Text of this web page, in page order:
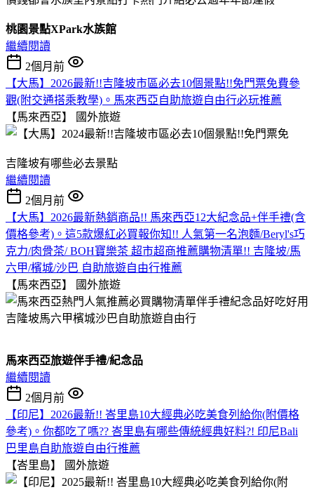
桃園景點XPark水族館
繼續閱讀
2個月前
【大馬】2026最新!!吉隆坡市區必去10個景點!!免門票免費參
觀(附交通搭乘教學)。馬來西亞自助旅遊自由行必玩推薦
【馬來西亞】
國外旅遊
吉隆坡有哪些必去景點
繼續閱讀
2個月前
【大馬】2026最新熱銷商品!! 馬來西亞12大紀念品+伴手禮(含
價格參考)。這5款爆紅必買報你知!! 人氣第一名泡麵/Beryl's巧
克力/肉骨茶/ BOH寶樂茶 超市超商推薦購物清單!! 吉隆坡/馬
六甲/檳城/沙巴 自助旅遊自由行推薦
【馬來西亞】
國外旅遊
馬來西亞旅遊伴手禮/紀念品
繼續閱讀
2個月前
【印尼】2026最新!! 峇里島10大經典必吃美食列給你(附價格
參考)。你都吃了嗎?? 峇里島有哪些傳統經典好料?! 印尼Bali
巴里島自助旅遊自由行推薦
【峇里島】
國外旅遊